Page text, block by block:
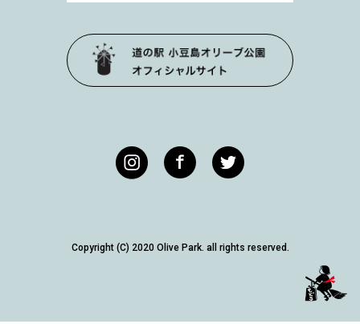
Copyright (C) 2020 Olive Park. all rights reserved.